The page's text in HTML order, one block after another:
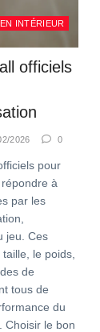
INTÉRIEUR
officiels
2026 0
pour
à
par les
jeu. Ces
le poids,
de
tous de
du
Choisir le bon